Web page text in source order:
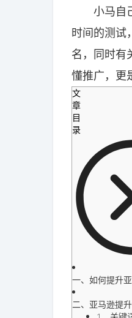
小马自己
时间的测试
名，同时有
懂推广，更
文
章
目
录
一、如何提升
二、亚马逊提